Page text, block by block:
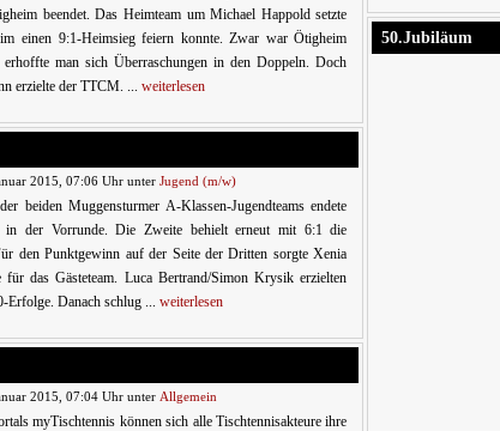
beendet. Das Heimteam um Michael Happold setzte
einen 9:1-Heimsieg feiern konnte. Zwar war Ötigheim
man sich Überraschungen in den Doppeln. Doch
erzielte der TTCM. ... weiterlesen
2015, 07:06 Uhr unter Jugend (m/w)
beiden Muggensturmer A-Klassen-Jugendteams endete
in der Vorrunde. Die Zweite behielt erneut mit 6:1 die
den Punktgewinn auf der Seite der Dritten sorgte Xenia
das Gästeteam. Luca Bertrand/Simon Krysik erzielten
Erfolge. Danach schlug ... weiterlesen
2015, 07:04 Uhr unter Allgemein
myTischtennis können sich alle Tischtennisakteure ihre
50.Jubiläum